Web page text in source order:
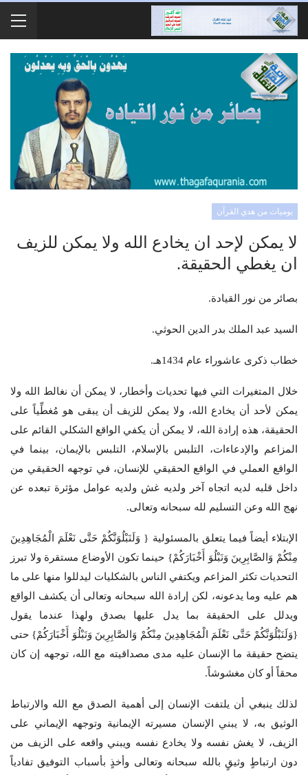
يوميات من هدي القرآن
لا يمكن لإحد ان يخادع الله ولا يمكن للزيف
ان يغطي الحقيقة.
بصائر من نور القيادة.
السيد عبد الملك بدر الدين الحوثي.
خطاب ذكرى عاشوراء عام 1434هـ.
خلال المتغيرات التي فيها تحديات وأخطار، لا يمكن أن نغالط الله ولا
يمكن لأحد أن يخادع الله، ولا يمكن للزيف أن يبقى هو مُغطِّياً على
الحقيقة، هذه إرادة الله، لا يمكن أن يكفي الواقع الشكلي القائم على
المزاعم والإدعاءات، التلبس بالإسلام، التلبس بالإيمان، بينما في
الواقع العملي في الواقع الحقيقي للإنسان، في توجهه الحقيقي من
داخل قلبه لديه اتجاه آخر ولديه غش ولديه عوامل مؤثرة تبعده عن
نهج الله وعن التسليم لله سبحانه وتعالى.
الإبتلاء أيضاً فيما يتعلق بالمسئولية { وَلَنَبْلُوَنَّكُمْ حَتَّى نَعْلَمَ الْمُجَاهِدِينَ
مِنْكُمْ وَالصَّابِرِينَ وَنَبْلُوَ أَخْبَارَكُمْ} حينما تكون الأوضاع مستقرة ولا تبرز
التحديات تكثر المزاعم ويكتفي الناس بالشكليات ليدللوا منها على ما
هم عليه وما يدعونه، لكن إرادة الله سبحانه وتعالى أن يكشف الواقع
ويدلل على الحقيقة بما يدل عليها بصدق ولهذا عندما يقول
{وَلَنَبْلُوَنَّكُمْ حَتَّى نَعْلَمَ الْمُجَاهِدِينَ مِنْكُمْ وَالصَّابِرِينَ وَنَبْلُوَ أَخْبَارَكُمْ} حتى
يتضح حقيقة ما الإنسان عليه مدى مصداقيته مع الله، توجهه إن كان
محقاً أو كان مغشوشاً.
لذلك ينبغي أن يلتفت الإنسان إلى أهمية الصدق مع الله والارتباط
الوثيق به، لا يبني الإنسان مسيرته الإيمانية وتوجهه الإيماني على
الزيف، لا يغش نفسه ولا يخادع نفسه ويبني واقعه على الزيف من
دون ارتباطٍ وثيقٍ بالله سبحانه وتعالى وأخذٍ بأسباب التوفيق تفادياً